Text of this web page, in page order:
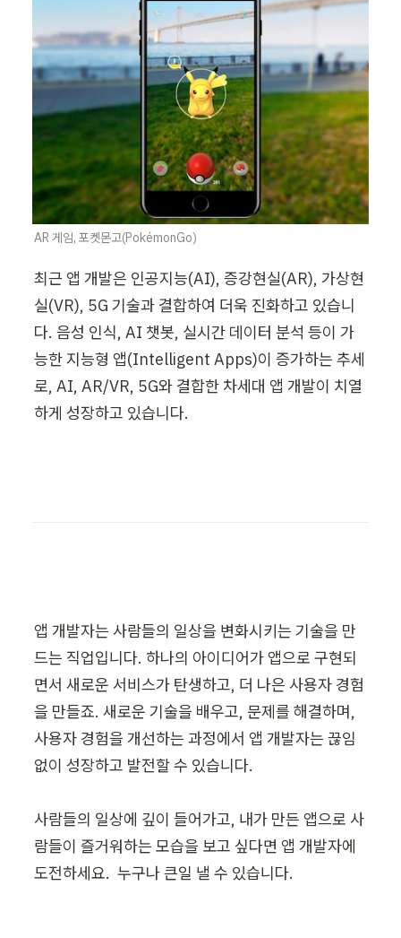
AR 게임, 포켓몬고(PokémonGo)
최근 앱 개발은 인공지능(AI), 증강현실(AR), 가상현
실(VR), 5G 기술과 결합하여 더욱 진화하고 있습니
다. 음성 인식, AI 챗봇, 실시간 데이터 분석 등이 가
능한 지능형 앱(Intelligent Apps)이 증가하는 추세
로, AI, AR/VR, 5G와 결합한 차세대 앱 개발이 치열
하게 성장하고 있습니다.
앱 개발자는 사람들의 일상을 변화시키는 기술을 만
드는 직업입니다. 하나의 아이디어가 앱으로 구현되
면서 새로운 서비스가 탄생하고, 더 나은 사용자 경험
을 만들죠. 새로운 기술을 배우고, 문제를 해결하며,
사용자 경험을 개선하는 과정에서 앱 개발자는 끊임
없이 성장하고 발전할 수 있습니다.
사람들의 일상에 깊이 들어가고, 내가 만든 앱으로 사
람들이 즐거워하는 모습을 보고 싶다면 앱 개발자에
도전하세요.  누구나 큰일 낼 수 있습니다.